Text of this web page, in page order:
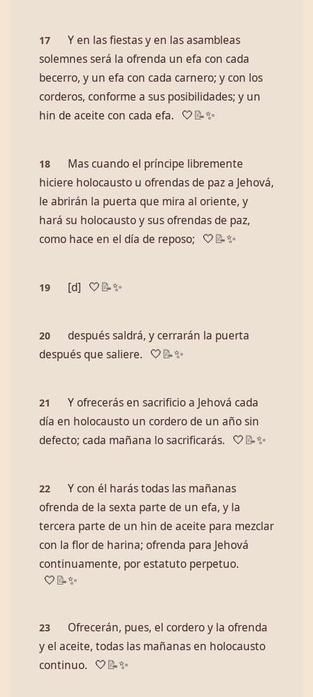
17
Y en las fiestas y en las asambleas
solemnes será la ofrenda un efa con cada
becerro, y un efa con cada carnero; y con los
corderos, conforme a sus posibilidades; y un
hin de aceite con cada efa.
🤍 📝✨
18
Mas cuando el príncipe libremente
hiciere holocausto u ofrendas de paz a Jehová,
le abrirán la puerta que mira al oriente, y
hará su holocausto y sus ofrendas de paz,
como hace en el día de reposo;
🤍 📝✨
19 [d] 🤍 📝✨
20
después saldrá, y cerrarán la puerta
después que saliere.
🤍 📝✨
21
Y ofrecerás en sacrificio a Jehová cada
día en holocausto un cordero de un año sin
defecto; cada mañana lo sacrificarás.
🤍 📝✨
22
Y con él harás todas las mañanas
ofrenda de la sexta parte de un efa, y la
tercera parte de un hin de aceite para mezclar
con la flor de harina; ofrenda para Jehová
continuamente, por estatuto perpetuo.
🤍 📝✨
23
Ofrecerán, pues, el cordero y la ofrenda
y el aceite, todas las mañanas en holocausto
continuo.
🤍 📝✨